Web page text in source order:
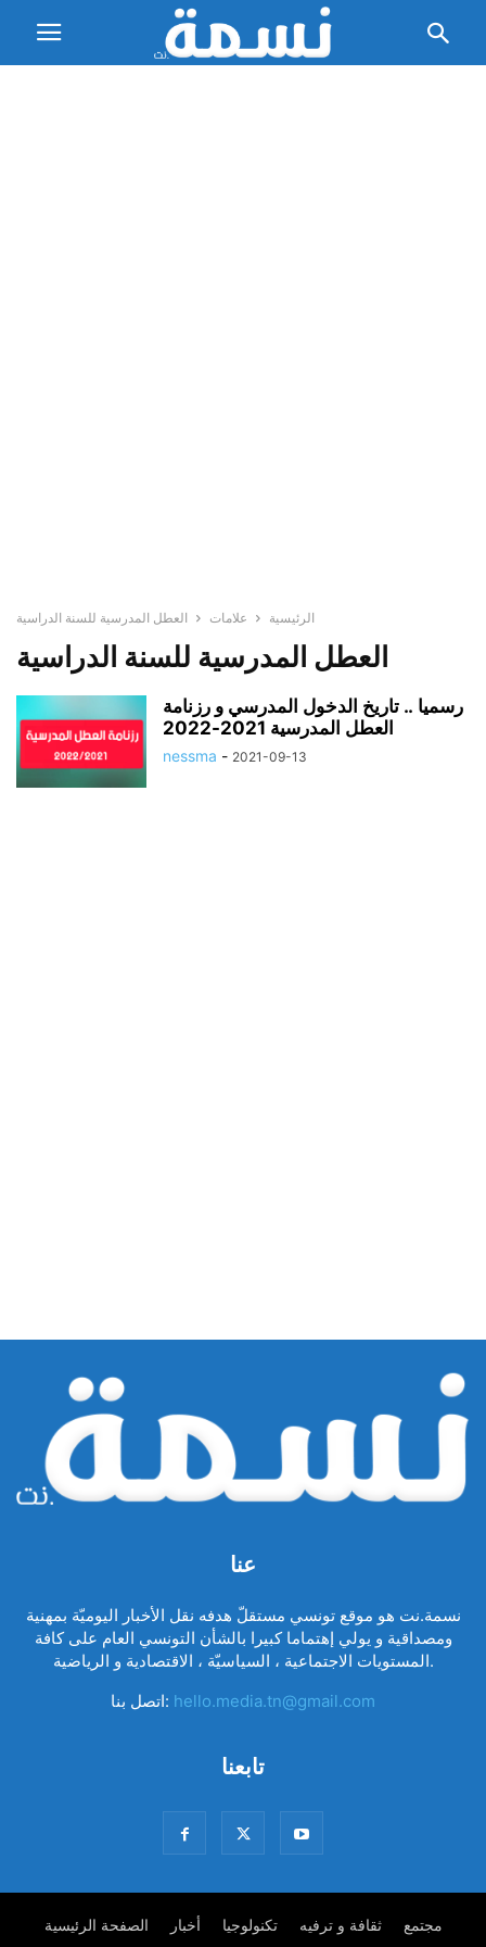
الرئيسية علامات العطل المدرسية للسنة الدراسية
العطل المدرسية للسنة الدراسية
رسميا .. تاريخ الدخول المدرسي و رزنامة
العطل المدرسية 2021-2022
nessma - 2021-09-13
عنا
نسمة.نت هو موقع تونسي مستقلّ هدفه نقل الأخبار اليوميّة بمهنية
ومصداقية و يولي إهتماما كبيرا بالشأن التونسي العام على كافة
المستويات الاجتماعية ، السياسيّة ، الاقتصادية و الرياضية.
اتصل بنا: hello.media.tn@gmail.com
تابعنا
الصفحة الرئيسية أخبار تكنولوجيا ثقافة و ترفيه مجتمع